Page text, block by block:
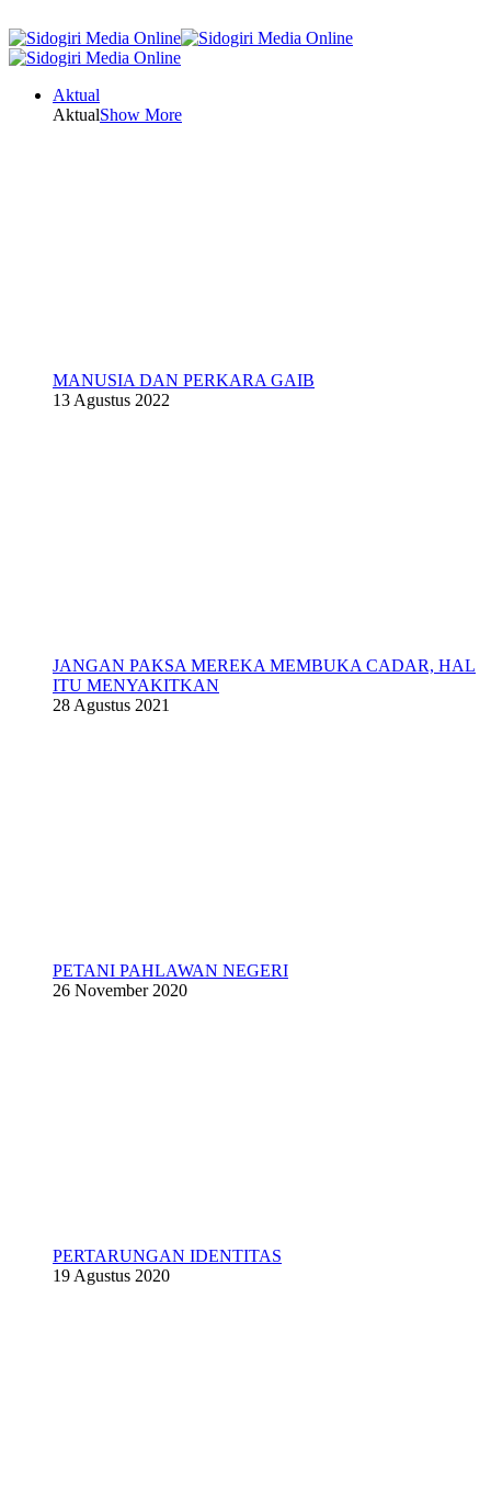
Aktual
AktualShow More
MANUSIA DAN PERKARA GAIB
13 Agustus 2022
JANGAN PAKSA MEREKA MEMBUKA CADAR, HAL
ITU MENYAKITKAN
28 Agustus 2021
PETANI PAHLAWAN NEGERI
26 November 2020
PERTARUNGAN IDENTITAS
19 Agustus 2020